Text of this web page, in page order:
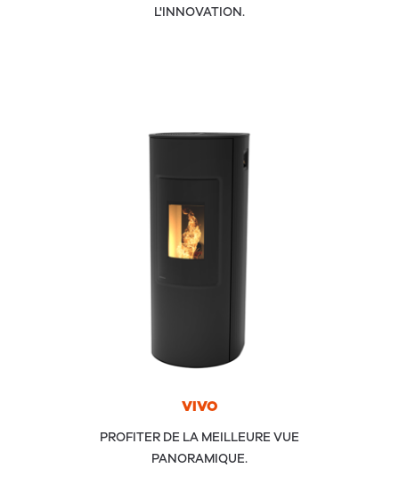
L'INNOVATION.
VIVO
PROFITER DE LA MEILLEURE VUE
PANORAMIQUE.